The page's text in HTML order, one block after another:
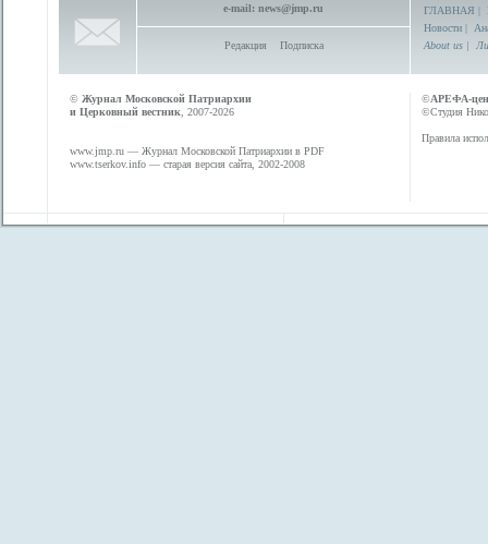
e-mail: news@jmp.ru
Редакция Подписка
ГЛАВНАЯ |
Новости |
About us |
© Журнал Московской Патриархии
и Церковный вестник , 2007-2026
www.jmp.ru — Журнал Московской Патриархии в PDF
www.tserkov.info — старая версия сайта, 2002-2008
©АРЕФА-
©Студия
Правила